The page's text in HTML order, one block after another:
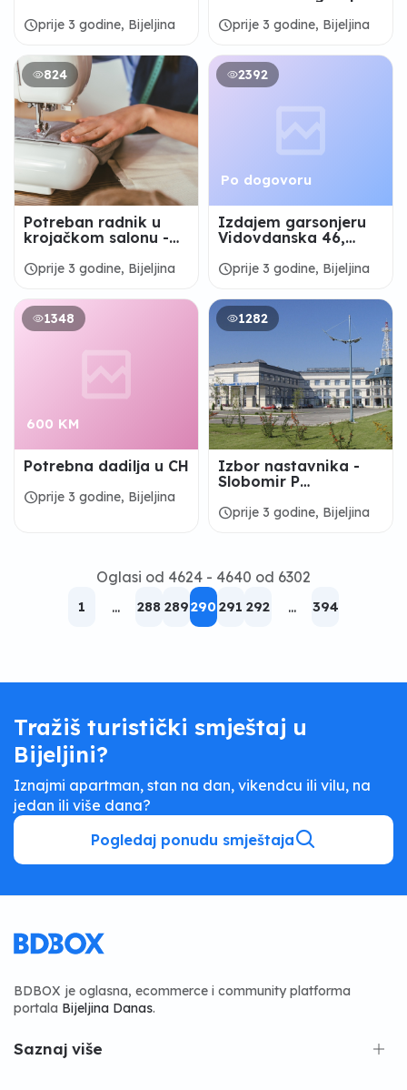
scheduleprije 3 godine, Bijeljina
scheduleprije 3 godine, Bijeljina
824
Potreban radnik u
krojačkom salonu -
scheduleprije 3 godine, Bijeljina
2392
Po dogovoru
Izdajem garsonjeru
Vidovdanska 46,
scheduleprije 3 godine, Bijeljina
1348
600 KM
Potrebna dadilja u CH
scheduleprije 3 godine, Bijeljina
1282
Izbor nastavnika -
Slobomir P
scheduleprije 3 godine, Bijeljina
Oglasi od 4624 - 4640 od 6302
1 ... 288 289290 291 292 ... 394
Tražiš turistički smještaj u
Bijeljini?
Iznajmi apartman, stan na dan, vikendcu ili vilu, na
jedan ili više dana?
Pogledaj ponudu smještaja
BDBOX je oglasna, ecommerce i community platforma
portala Bijeljina Danas.
Saznaj više